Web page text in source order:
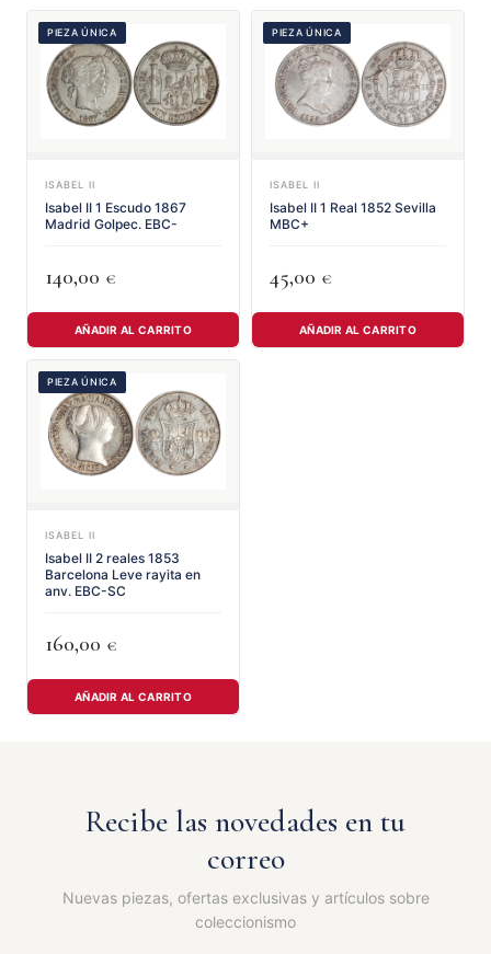
PIEZA ÚNICA
ISABEL II
Isabel II 1 Escudo 1867
Madrid Golpec. EBC-
140,00 €
AÑADIR AL CARRITO
PIEZA ÚNICA
ISABEL II
Isabel II 1 Real 1852 Sevilla
MBC+
45,00 €
AÑADIR AL CARRITO
PIEZA ÚNICA
ISABEL II
Isabel II 2 reales 1853
Barcelona Leve rayita en
anv. EBC-SC
160,00 €
AÑADIR AL CARRITO
Recibe las novedades en tu
correo
Nuevas piezas, ofertas exclusivas y artículos sobre
coleccionismo